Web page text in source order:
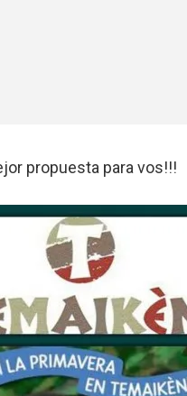
propuesta para vos!!!